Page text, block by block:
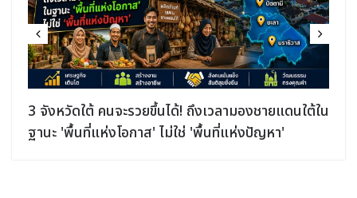
3 จังหวัดใต้ คนจะรวยขึ้นได้! ถึงเวลามองชายแดนใต้ใน
ฐานะ 'พื้นที่แห่งโอกาส' ไม่ใช่ 'พื้นที่แห่งปัญหา'